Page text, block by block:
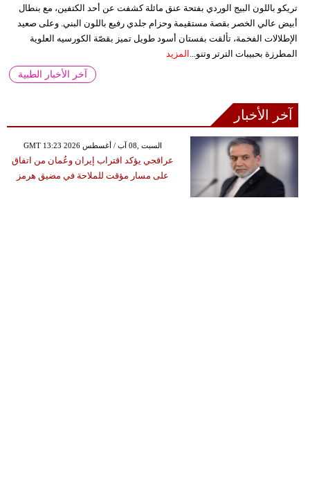
تريكو باللون البيج الوردي بفتحة عنق مائلة كشفت عن أحد الكتفين، مع بنطال
أبيض عالي الخصر بقصة مستقيمة وحزام جلدي رفيع باللون البني. وعلى صعيد
الإطلالات الفخمة، تألقت بفستان أسود طويل تميز بقصّة الكورسيه العلوية
المطرزة بحبيبات الترتر وتنو... المزيد
آخر الأخبار الطبية
آخر الأخبار
GMT 13:23 2026 السبت ,08 آب / أغسطس
عراقجي يؤكد اقتراب إيران وعُمان من اتفاق
على مسار مؤقت للملاحة في مضيق هرمز